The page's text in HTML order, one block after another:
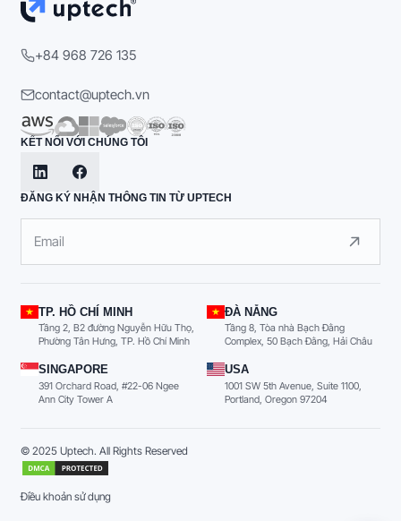
+84 968 726 135
contact@uptech.vn
KẾT NỐI VỚI CHÚNG TÔI
ĐĂNG KÝ NHẬN THÔNG TIN TỪ UPTECH
TP. HỒ CHÍ MINH
Tầng 2, B2 đường Nguyễn Hữu Thọ,
Phường Tân Hưng, TP. Hồ Chí Minh
ĐÀ NẴNG
Tầng 8, Tòa nhà Bạch Đằng
Complex, 50 Bạch Đằng, Hải Châu
SINGAPORE
391 Orchard Road, #22-06 Ngee
Ann City Tower A
USA
1001 SW 5th Avenue, Suite 1100,
Portland, Oregon 97204
© 2025 Uptech. All Rights Reserved
Điều khoản sử dụng